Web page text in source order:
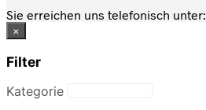
Sie erreichen uns telefonisch unter:
×
Filter
Kategorie